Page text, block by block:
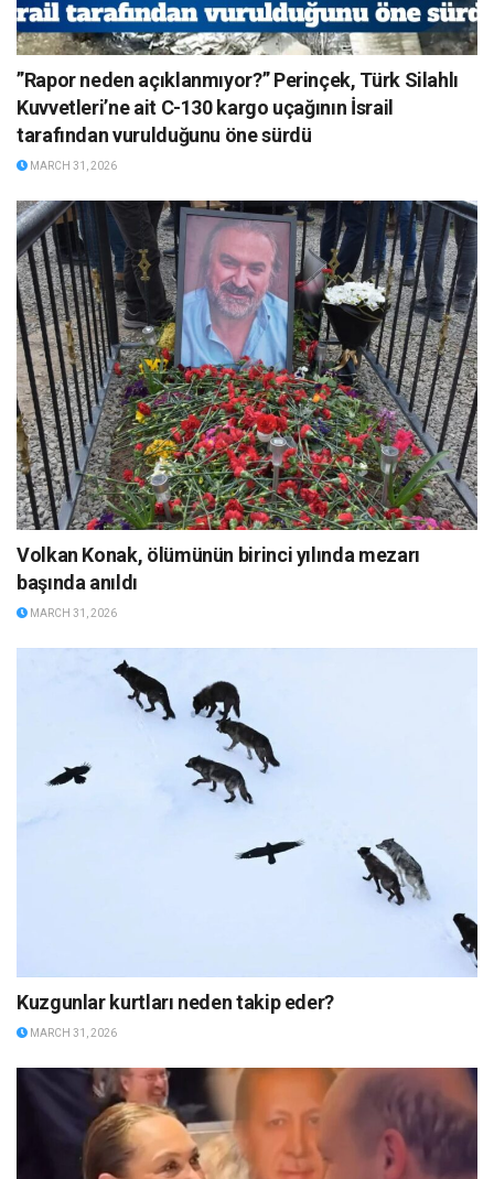
”Rapor neden açıklanmıyor?” Perinçek, Türk Silahlı
Kuvvetleri’ne ait C-130 kargo uçağının İsrail
tarafından vurulduğunu öne sürdü
MARCH 31, 2026
Volkan Konak, ölümünün birinci yılında mezarı
başında anıldı
MARCH 31, 2026
Kuzgunlar kurtları neden takip eder?
MARCH 31, 2026